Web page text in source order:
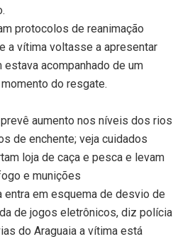
protocolos de reanimação
a vítima voltasse a apresentar
acompanhado de um
do resgate.
aumento nos níveis dos rios
de enchente; veja cuidados
loja de caça e pesca e levam
e munições
entra em esquema de desvio de
de jogos eletrônicos, diz polícia
do Araguaia a vítima está